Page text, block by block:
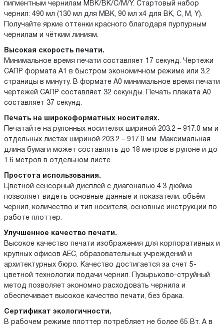
пигментным чернилам MBK/BK/C/M/Y. Стартовый набор
чернил: 490 мл (130 мл для MBK, 90 мл x4 для BK, C, M, Y).
Получайте яркие оттенки красного благодаря пурпурным
чернилам и чётким линиям.
Высокая скорость печати.
Минимальное время печати составляет 17 секунд. Чертежи
САПР формата А1 в быстром экономичном режиме или 3.2
страницы в минуту. В формате А0 минимальное время печати
чертежей САПР составляет 32 секунды. Печать плаката А0
составляет 37 секунд.
Печать на широкоформатных носителях.
Печатайте на рулонных носителях шириной 203.2 – 917.0 мм и
отдельных листах шириной 203.2 – 917.0 мм. Максимальная
длина бумаги может составлять до 18 метров в рулоне и до
1.6 метров в отдельном листе.
Простота использования.
Цветной сенсорный дисплей с диагональю 4.3 дюйма
позволяет видеть основные данные и показатели: объём
чернил, количество и тип носителя, основные инструкции по
работе плоттер.
Улучшенное качество печати.
Высокое качество печати изображения для корпоративных и
крупных офисов AEC, образовательных учреждений и
архитектурных бюро. Качество достигается за счет 5-
цветной технологии подачи чернил. Пузырьково-струйный
метод позволяет экономно расходовать чернила и
обеспечивает высокое качество печати, без брака.
Сертификат экологичности.
В рабочем режиме плоттер потребляет не более 65 Вт. А в